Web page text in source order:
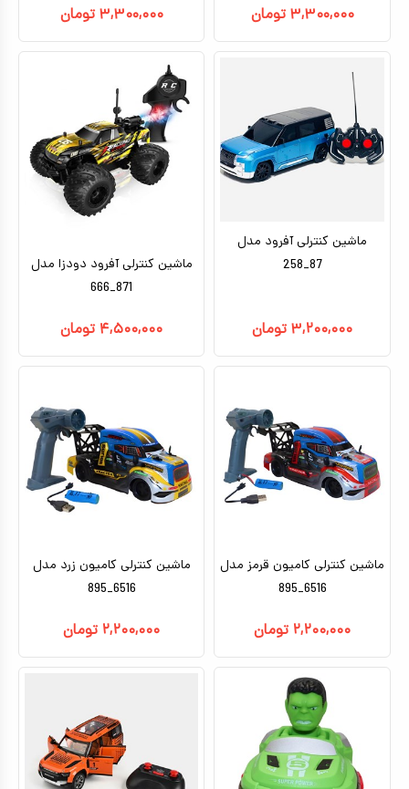
۳,۳۰۰,۰۰۰ تومان ۳,۳۰۰,۰۰۰ تومان
ماشین کنترلی آفرود مدل
87_258
۳,۲۰۰,۰۰۰ تومان
ماشین کنترلی آفرود دودزا مدل
871_666
۴,۵۰۰,۰۰۰ تومان
ماشین کنترلی کامیون قرمز مدل
6516_895
۲,۲۰۰,۰۰۰ تومان
ماشین کنترلی کامیون زرد مدل
6516_895
۲,۲۰۰,۰۰۰ تومان